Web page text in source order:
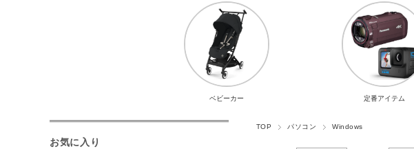
ベビーカー 定番アイテム
TOP パソコン Windows
お気に入り